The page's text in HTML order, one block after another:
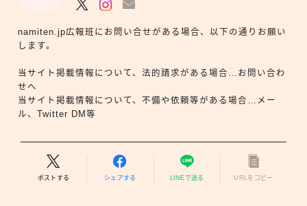
namiten.jp広報班にお問い合せがある場合、以下の通りお願い
します。
当サイト掲載情報について、法的請求がある場合…お問い合わ
せへ
当サイト掲載情報について、不備や依頼等がある場合…メー
ル、Twitter DM等
ポストする シェアする LINEで送る URLをコピー